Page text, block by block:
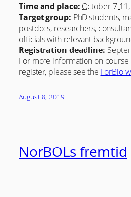
Time and place: October 7-
Target group: PhD students,
postdocs, researchers,
officials with relevant
Registration deadline:
For more information on
register, please see the ForBio
August 8, 2019
NorBOLs fremtid